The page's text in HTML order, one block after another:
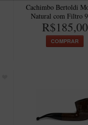
Cachimbo Bertoldi
Natural com Filtro
R$185,00
COMPRAR